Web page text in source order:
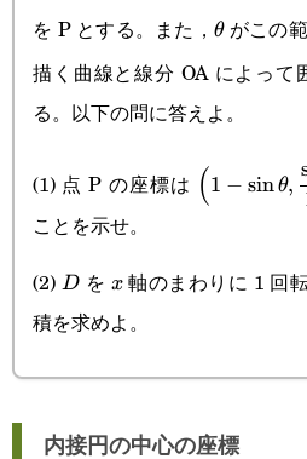
を P とする。また，\theta
θがこの
描く曲線と線分 OA によって
る。以下の問に答えよ。
(1) 点 P の座標は \Big(1-
(1 − sinθ,
ことを示せ。
(2) D
D を x
x軸のまわりに 1 回
積を求めよ。
内接円の中心の座標